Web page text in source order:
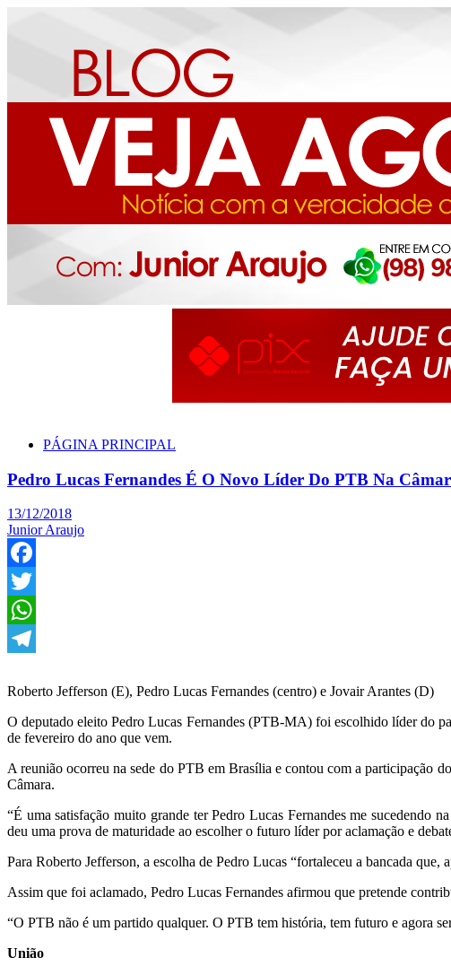
PÁGINA PRINCIPAL
Pedro Lucas Fernandes É O Novo Líder Do PTB Na
13/12/2018
Junior Araujo
Facebook
Twitter
WhatsApp
Roberto Jefferson (E), Pedro Lucas Fernandes (centro) e Jovair Arantes (D)
O deputado eleito Pedro Lucas Fernandes (PTB-MA) foi escolhido líder do
de fevereiro do ano que vem.
A reunião ocorreu na sede do PTB em Brasília e contou com a participação
Câmara.
“É uma satisfação muito grande ter Pedro Lucas Fernandes me sucedendo
deu uma prova de maturidade ao escolher o futuro líder por aclamação e
Para Roberto Jefferson, a escolha de Pedro Lucas “fortaleceu a bancada que,
Assim que foi aclamado, Pedro Lucas Fernandes afirmou que pretende
“O PTB não é um partido qualquer. O PTB tem história, tem futuro e agora
União